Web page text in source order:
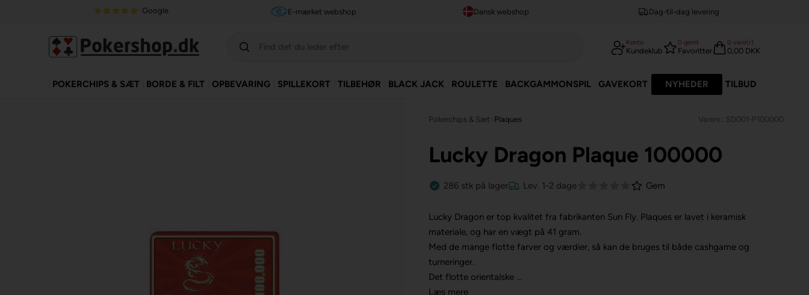
Google E-mærket webshop Dansk webshop Dag-til-dag levering
Konto
Kundeklub
0 gemt
Favoritter
0 vare(r)
0,00 DKK
POKERCHIPS & SÆT BORDE & FILT OPBEVARING SPILLEKORT TILBEHØR BLACK JACK ROULETTE BACKGAMMONSPIL GAVEKORT NYHEDER TILBUD
Pokerchips & Sæt Plaques Varenr.: SD001-P100000
Lucky Dragon Plaque 100000
286 stk på lager Lev. 1-2 dage Gem
Lucky Dragon er top kvalitet fra fabrikanten Sun Fly. Plaques er lavet i keramisk
materiale, og har en vægt på 41 gram.
Med de mange flotte farver og værdier, så kan de bruges til både cashgame og
turneringer.
Det flotte orientalske ...
Læs mere